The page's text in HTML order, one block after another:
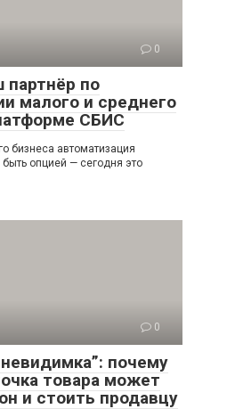
0
партнёр по
малого и среднего
СБИС
бизнеса автоматизация
опцией — сегодня это
0
почему
товара может
и стоить продавцу